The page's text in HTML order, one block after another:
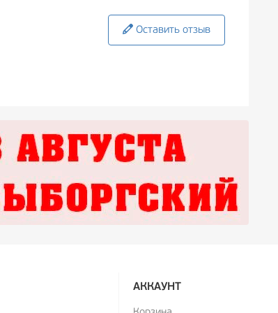
Оставить отзыв
АККАУНТ